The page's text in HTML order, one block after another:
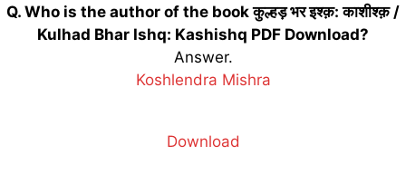
Q. Who is the author of the book कुल्हड़ भर इश्क़: काशीश्क़ /
Kulhad Bhar Ishq: Kashishq PDF Download?
Answer.
Koshlendra Mishra
Download